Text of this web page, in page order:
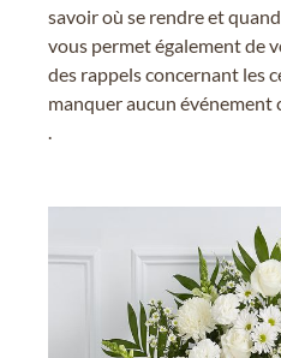
savoir où se rendre et
vous permet également de
des rappels concernant les
manquer aucun